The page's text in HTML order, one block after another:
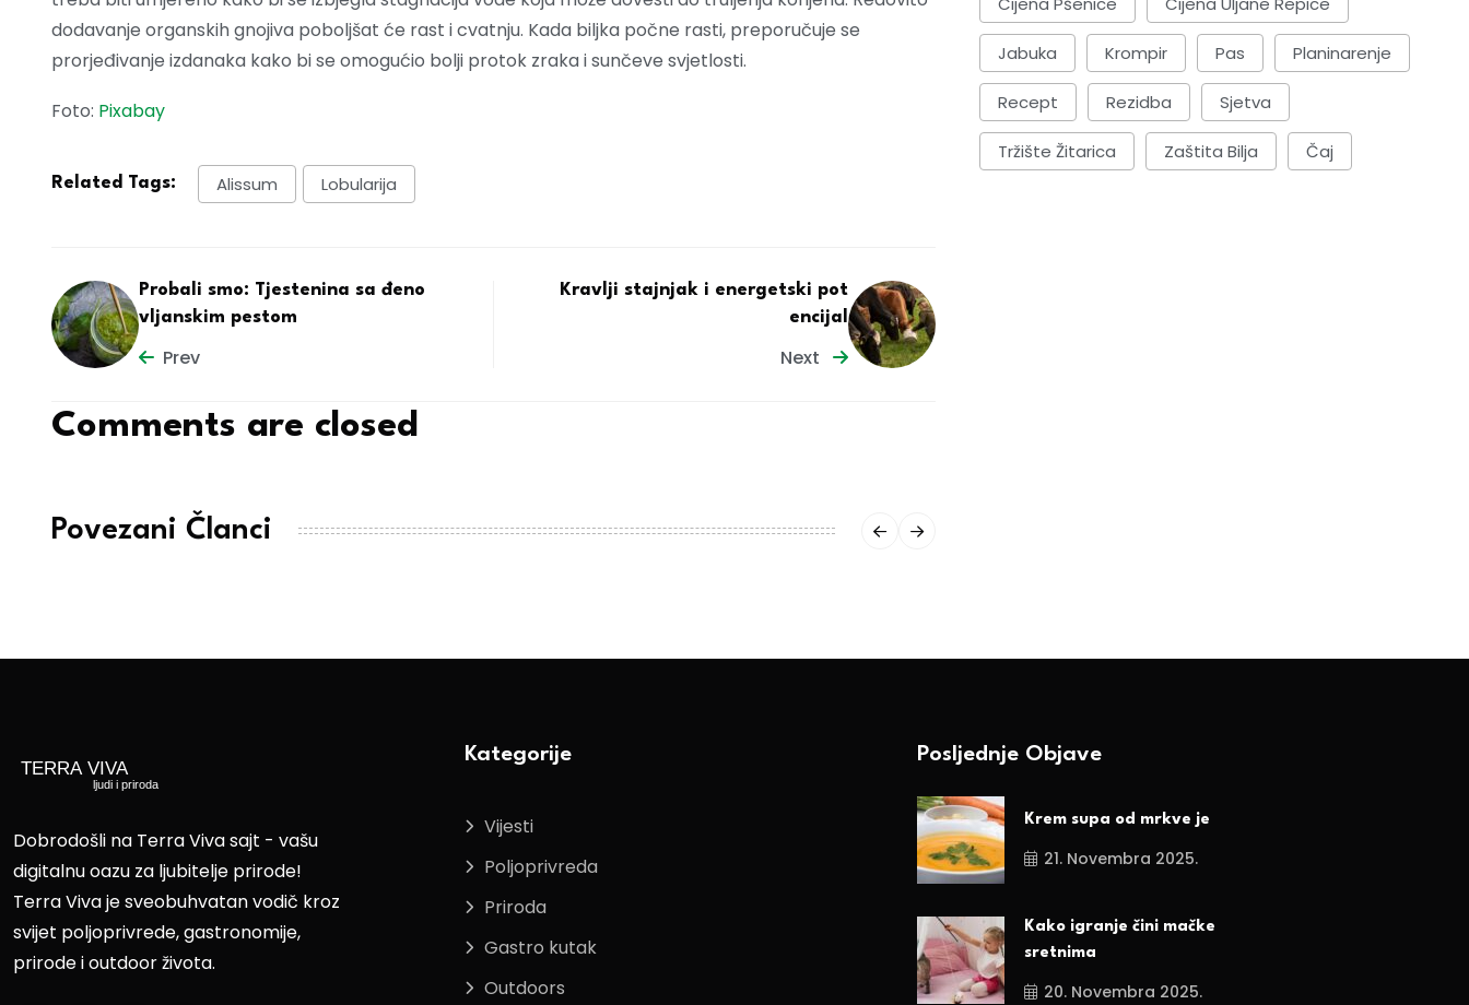
dodavanje organskih gnojiva poboljšat će rast i cvatnju. Kada biljka počne rasti, preporučuje se
prorjeđivanje izdanaka kako bi se omogućio bolji protok zraka i sunčeve svjetlosti.
Foto: Pixabay
Related Tags: Alissum Lobularija
Probali smo: Tjestenina sa đeno
vljanskim pestom
Prev
Kravlji stajnjak i energetski pot
encijal
Next
Comments are closed
Povezani Članci
Jabuka Krompir Pas Planinarenje
Recept Rezidba Sjetva
Tržište Žitarica Zaštita Bilja Čaj
Dobrodošli na Terra Viva sajt - vašu
digitalnu oazu za ljubitelje prirode!
Terra Viva je sveobuhvatan vodič kroz
svijet poljoprivrede, gastronomije,
prirode i outdoor života.
Kategorije
Vijesti
Poljoprivreda
Priroda
Gastro kutak
Outdoors
Posljednje Objave
Krem supa od mrkve je
21. Novembra 2025.
Kako igranje čini mačke
sretnima
20. Novembra 2025.